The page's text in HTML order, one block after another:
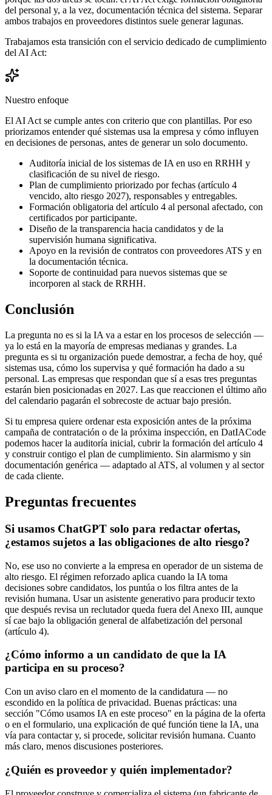
del personal y, a la vez, documentación técnica del sistema. Separar
ambos trabajos en proveedores distintos suele generar lagunas.
Trabajamos esta transición con el servicio dedicado de cumplimiento
del AI Act:
Nuestro enfoque
El AI Act se cumple antes con criterio que con plantillas. Por eso
priorizamos entender qué sistemas usa la empresa y cómo influyen
en decisiones de personas, antes de generar un solo documento.
Auditoría inicial de los sistemas de IA en uso en RRHH y
clasificación de su nivel de riesgo.
Plan de cumplimiento priorizado por fechas (artículo 4
vencido, alto riesgo 2027), responsables y entregables.
Formación obligatoria del artículo 4 al personal afectado, con
certificados por participante.
Diseño de la transparencia hacia candidatos y de la
supervisión humana significativa.
Apoyo en la revisión de contratos con proveedores ATS y en
la documentación técnica.
Soporte de continuidad para nuevos sistemas que se
incorporen al stack de RRHH.
Conclusión
La pregunta no es si la IA va a estar en los procesos de selección —
ya lo está en la mayoría de empresas medianas y grandes. La
pregunta es si tu organización puede demostrar, a fecha de hoy, qué
sistemas usa, cómo los supervisa y qué formación ha dado a su
personal. Las empresas que respondan que sí a esas tres preguntas
estarán bien posicionadas en 2027. Las que reaccionen el último año
del calendario pagarán el sobrecoste de actuar bajo presión.
Si tu empresa quiere ordenar esta exposición antes de la próxima
campaña de contratación o de la próxima inspección, en DatIACode
podemos hacer la auditoría inicial, cubrir la formación del artículo 4
y construir contigo el plan de cumplimiento. Sin alarmismo y sin
documentación genérica — adaptado al ATS, al volumen y al sector
de cada cliente.
Preguntas frecuentes
Si usamos ChatGPT solo para redactar ofertas,
¿estamos sujetos a las obligaciones de alto riesgo?
No, ese uso no convierte a la empresa en operador de un sistema de
alto riesgo. El régimen reforzado aplica cuando la IA toma
decisiones sobre candidatos, los puntúa o los filtra antes de la
revisión humana. Usar un asistente generativo para producir texto
que después revisa un reclutador queda fuera del Anexo III, aunque
sí cae bajo la obligación general de alfabetización del personal
(artículo 4).
¿Cómo informo a un candidato de que la IA
participa en su proceso?
Con un aviso claro en el momento de la candidatura — no
escondido en la política de privacidad. Buenas prácticas: una
sección "Cómo usamos IA en este proceso" en la página de la oferta
o en el formulario, una explicación de qué función tiene la IA, una
vía para contactar y, si procede, solicitar revisión humana. Cuanto
más claro, menos discusiones posteriores.
¿Quién es proveedor y quién implementador?